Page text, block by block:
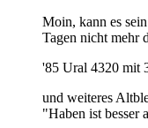
Moin, kann es
Tagen nicht mehr
'85 Ural 4320 mit
und weiteres
"Haben ist besser